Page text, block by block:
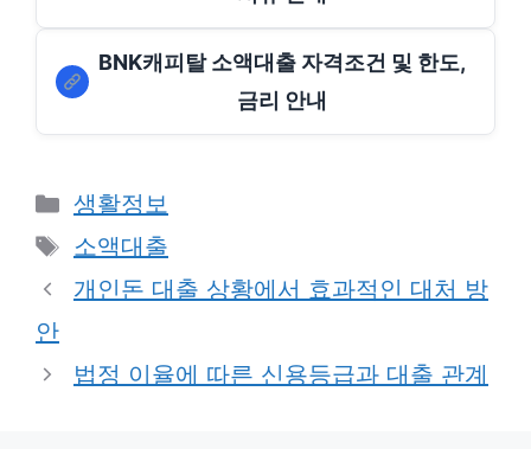
BNK캐피탈 소액대출 자격조건 및 한도,
금리 안내
Categories
생활정보
Tags
소액대출
개인돈 대출 상황에서 효과적인 대처 방
안
법정 이율에 따른 신용등급과 대출 관계